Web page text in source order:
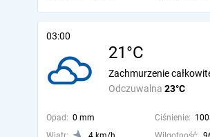
03:00
21°C
Odczuwalna 23°C
Zachmurzenie
Opad: 0 mm Ciśnienie: